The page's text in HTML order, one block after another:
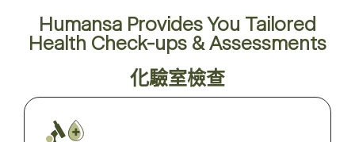
化驗室檢查
Humansa Provides You Tailored
Health Check-ups & Assessments